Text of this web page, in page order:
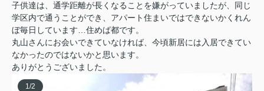
子供達は、通学距離が長くなることを嫌がっていましたが、同じ
学区内で通うことができ、アパート住まいではできないかくれん
ぼ毎日しています…住めば都です。
丸山さんにお会いできていなければ、今頃新居には入居できてい
なかったのではないかと思います。
ありがとうございました。
1/2